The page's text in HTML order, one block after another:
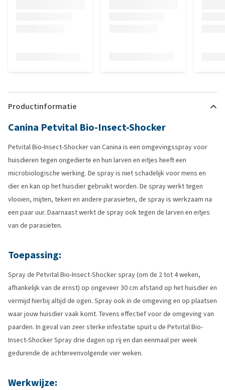
Productinformatie
Canina Petvital Bio-Insect-Shocker
Petvital Bio-Insect-Shocker van Canina is een omgevingsspray voor
huisdieren tegen ongedierte en hun larven en eitjes heeft een
microbiologische werking. De spray is niet schadelijk voor mens en
dier en kan op het huisdier gebruikt worden. De spray werkt tegen
vlooien, mijten, teken en andere parasieten, de spray is werkzaam na
een paar uur. Daarnaast werkt de spray ook tegen de larven en eitjes
van de parasieten.
Toepassing:
Spray de Petvital Bio-Insect-Shocker spray (om de 2 tot 4 weken,
afhankelijk van de ernst) op ongeveer 30 cm afstand op het huisdier en
vermijd hierbij altijd de ogen. Spray ook in de omgeving en op plaatsen
waar jouw huisdier vaak komt. Tevens effectief voor de omgeving van
paarden. In geval van zeer sterke infestatie spuit u de Petvital Bio-
Insect-Shocker Spray drie dagen op rij en dan eenmaal per week
gedurende de achtereenvolgende vier weken.
Werkwijze: